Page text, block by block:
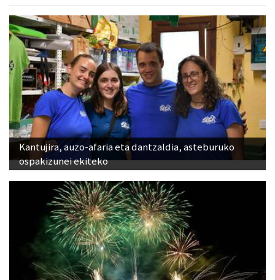
Kantujira, auzo-afaria eta dantzaldia, asteburuko
ospakizunei ekiteko